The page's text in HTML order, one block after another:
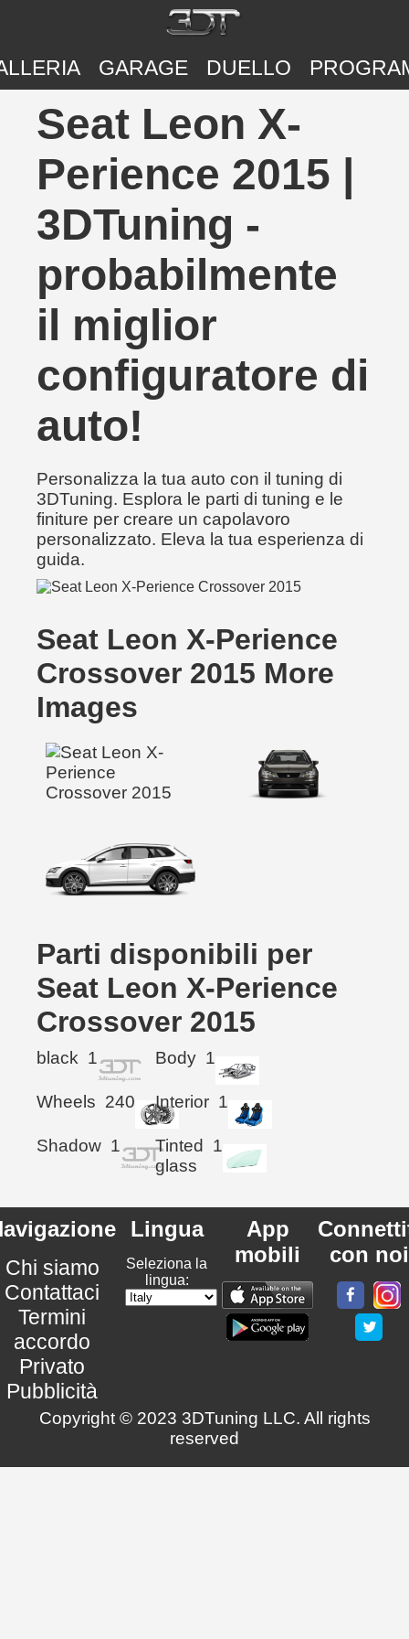
GARAGE DUELLO
Seat Leon X-
Perience 2015 |
3DTuning -
probabilmente
il miglior
configuratore di
auto!
Personalizza la tua auto con il tuning di
3DTuning. Esplora le parti di tuning e le
finiture per creare un capolavoro
personalizzato. Eleva la tua esperienza di
guida.
Seat Leon X-Perience
Crossover 2015 More
Images
Parti disponibili per
Seat Leon X-Perience
Crossover 2015
black 1 Body 1
Wheels 240 Interior 1
Shadow 1
Tinted
glass
1
Chi siamo
Contattaci
Termini
accordo
Privato
Pubblicità
Lingua
Seleziona la
lingua:
App
mobili
con noi
Copyright © 2023 3DTuning LLC. All rights
reserved